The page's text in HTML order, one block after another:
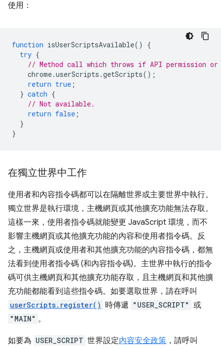
使用：
function isUserScriptsAvailable()
{
try {
// Method call which throws if API permission
chrome.userScripts .getScripts();
return true ;
} catch {
// Not available.
return false ;
}
}
在獨立世界中工作
使用者和內容指令碼都可以在隔離世界或主要世界中執行。
獨立世界是執行環境，主機網頁或其他擴充功能無法存取。
這樣一來，使用者指令碼就能變更 JavaScript 環境，而不
影響主機網頁或其他擴充功能的內容和使用者指令碼。反
之，主機網頁或使用者和其他擴充功能的內容指令碼，都無
法看到使用者指令碼 (和內容指令碼)。主世界中執行的指令
碼可供主機網頁和其他擴充功能存取，且主機網頁和其他擴
充功能都能看到這些指令碼。如要選取世界，請在呼叫
userScripts.register() 時傳遞 "USER_SCRIPT" 或
"MAIN" 。
如要為 USER_SCRIPT 世界設定內容安全政策 ，請呼叫